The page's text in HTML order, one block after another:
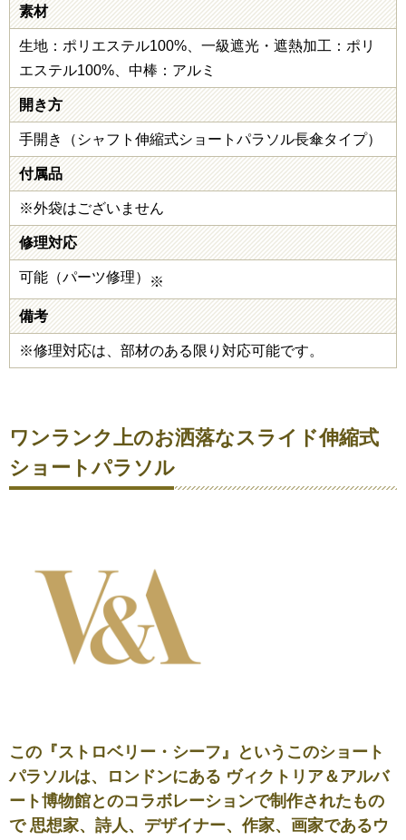
素材
生地：ポリエステル100%、一級遮光・遮熱加工：ポリ
エステル100%、中棒：アルミ
開き方
手開き（シャフト伸縮式ショートパラソル長傘タイプ）
付属品
※外袋はございません
修理対応
可能（パーツ修理） ※
備考
※修理対応は、部材のある限り対応可能です。
ワンランク上のお洒落なスライド伸縮式
ショートパラソル
この『ストロベリー・シーフ』というこのショート
パラソルは、ロンドンにある ヴィクトリア＆アルバ
ート博物館とのコラボレーションで制作されたもの
で 思想家、詩人、デザイナー、作家、画家であるウ